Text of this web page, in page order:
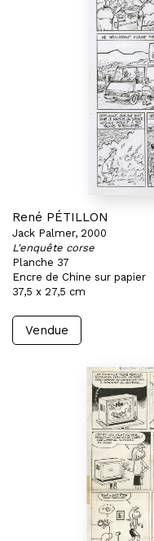
René PÉTILLON
Jack Palmer, 2000
L'enquête corse
Planche 37
Encre de Chine sur papier
37,5 x 27,5 cm
Vendue